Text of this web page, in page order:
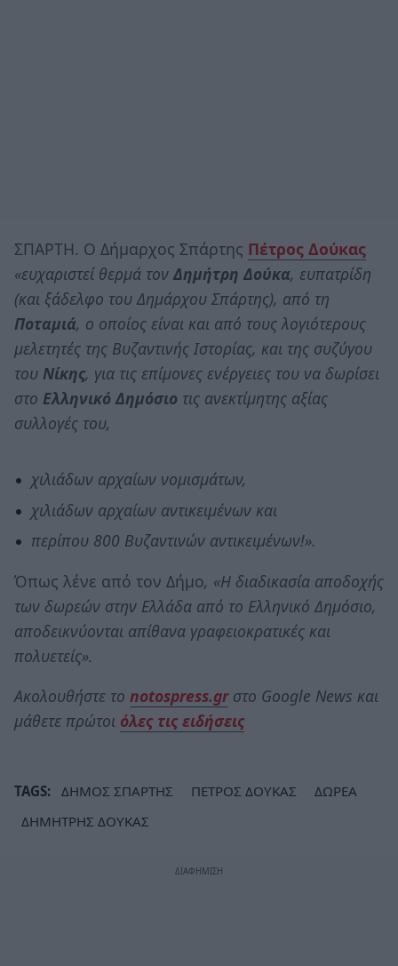
ΣΠΑΡΤΗ. Ο Δήμαρχος Σπάρτης Πέτρος Δούκας
«ευχαριστεί θερμά τον Δημήτρη Δούκα, ευπατρίδη
(και ξάδελφο του Δημάρχου Σπάρτης), από τη
Ποταμιά, ο οποίος είναι και από τους λογιότερους
μελετητές της Βυζαντινής Ιστορίας, και της συζύγου
του Νίκης, για τις επίμονες ενέργειες του να δωρίσει
στο Ελληνικό Δημόσιο τις ανεκτίμητης αξίας
συλλογές του,
χιλιάδων αρχαίων νομισμάτων,
χιλιάδων αρχαίων αντικειμένων και
περίπου 800 Βυζαντινών αντικειμένων!».
Όπως λένε από τον Δήμο, «Η διαδικασία αποδοχής
των δωρεών στην Ελλάδα από το Ελληνικό Δημόσιο,
αποδεικνύονται απίθανα γραφειοκρατικές και
πολυετείς».
Ακολουθήστε το notospress.grστο Google News και
μάθετε πρώτοι όλες τις ειδήσεις
TAGS: ΔΗΜΟΣ ΣΠΑΡΤΗΣ ΠΕΤΡΟΣ ΔΟΥΚΑΣ
ΔΩΡΕΑ
ΔΗΜΗΤΡΗΣ ΔΟΥΚΑΣ